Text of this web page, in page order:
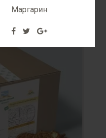
Маргарин